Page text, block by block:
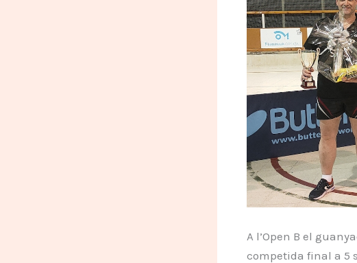
A l’Open B el
competida final a 5